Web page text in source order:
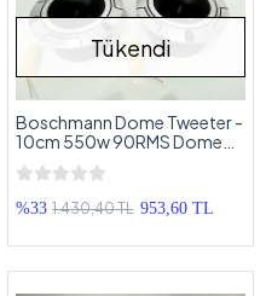
Tükendi
Boschmann Dome Tweeter -
10cm 550w 90RMS Dome
Tiz - 10cm
%33 1.430,40 TL 953,60 TL